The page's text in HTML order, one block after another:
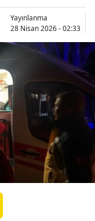
Yayınlanma
28 Nisan 2026 - 02:33